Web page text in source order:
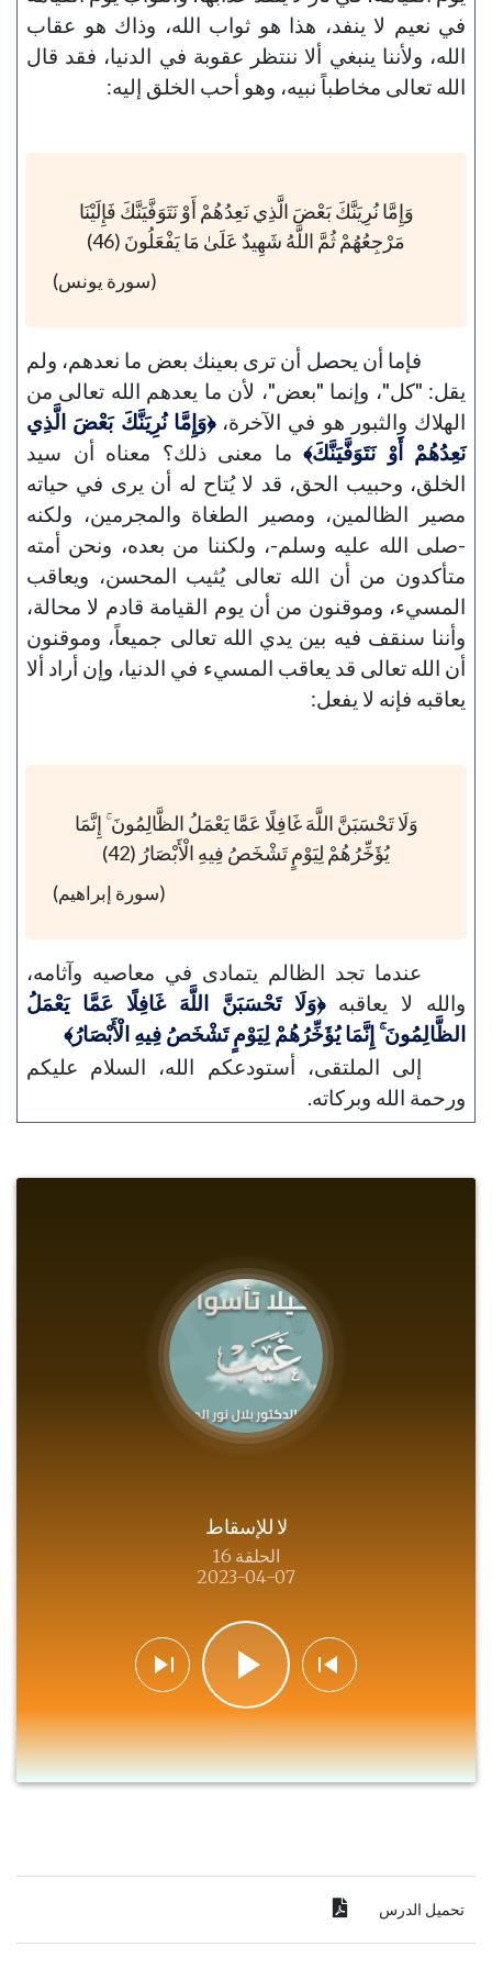
في نعيم لا ينفد، هذا هو ثواب الله، وذاك هو عقاب
الله، ولأننا ينبغي ألا ننتظر عقوبة في الدنيا، فقد قال
الله تعالى مخاطباً نبيه، وهو أحب الخلق إليه:
وَإِمَّا نُرِيَنَّكَ بَعْضَ الَّذِي نَعِدُهُمْ أَوْ نَتَوَفَّيَنَّكَ فَإِلَيْنَا
مَرْجِعُهُمْ ثُمَّ اللَّهُ شَهِيدٌ عَلَىٰ مَا يَفْعَلُونَ (46)
(سورة يونس)
فإما أن يحصل أن ترى بعينك بعض ما نعدهم، ولم
يقل: "كل"، وإنما "بعض"، لأن ما يعدهم الله تعالى من
الهلاك والثبور هو في الآخرة،﴿وَإِمَّا نُرِيَنَّكَ بَعْضَ الَّذِي
نَعِدُهُمْ أَوْ نَتَوَفَّيَنَّكَ﴾ ما معنى ذلك؟ معناه أن سيد
الخلق، وحبيب الحق، قد لا يُتاح له أن يرى في حياته
مصير الظالمين، ومصير الطغاة والمجرمين، ولكنه
-صلى الله عليه وسلم-، ولكننا من بعده، ونحن أمته
متأكدون من أن الله تعالى يُثيب المحسن، ويعاقب
المسيء، وموقنون من أن يوم القيامة قادم لا محالة،
وأننا سنقف فيه بين يدي الله تعالى جميعاً، وموقنون
أن الله تعالى قد يعاقب المسيء في الدنيا، وإن أراد ألا
يعاقبه فإنه لا يفعل:
وَلَا تَحْسَبَنَّ اللَّهَ غَافِلًا عَمَّا يَعْمَلُ الظَّالِمُونَ ۚ إِنَّمَا
يُؤَخِّرُهُمْ لِيَوْمٍ تَشْخَصُ فِيهِ الْأَبْصَارُ (42)
(سورة إبراهيم)
عندما تجد الظالم يتمادى في معاصيه وآثامه،
والله لا يعاقبه﴿وَلَا تَحْسَبَنَّ اللَّهَ غَافِلًا عَمَّا يَعْمَلُ
الظَّالِمُونَ ۚ إِنَّمَا يُؤَخِّرُهُمْ لِيَوْمٍ تَشْخَصُ فِيهِ الْأَبْصَارُ﴾
إلى الملتقى، أستودعكم الله، السلام عليكم
ورحمة الله وبركاته.
لا للإسقاط
الحلقة 16
2023-04-07
تحميل الدرس